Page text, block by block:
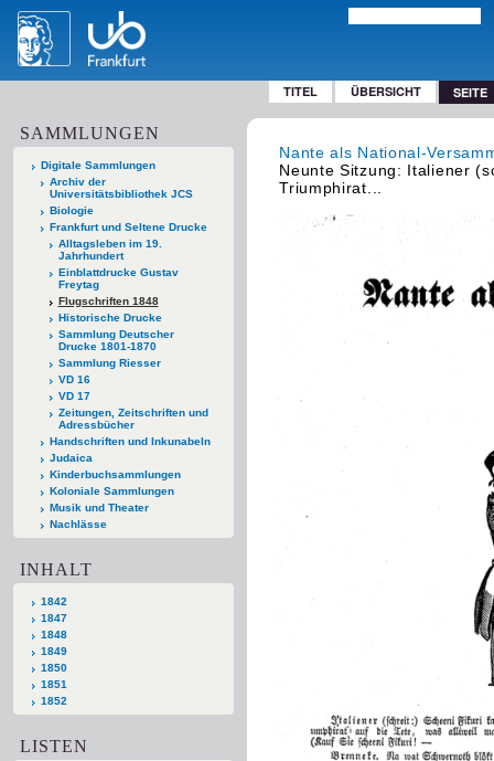
TITEL ÜBERSICHT SEITE
SAMMLUNGEN
Digitale Sammlungen
Archiv der
Universitätsbibliothek JCS
Biologie
Frankfurt und Seltene Drucke
Alltagsleben im 19.
Jahrhundert
Einblattdrucke Gustav
Freytag
Flugschriften 1848
Historische Drucke
Sammlung Deutscher
Drucke 1801-1870
Sammlung Riesser
VD 16
VD 17
Zeitungen, Zeitschriften und
Adressbücher
Handschriften und Inkunabeln
Judaica
Kinderbuchsammlungen
Koloniale Sammlungen
Musik und Theater
Nachlässe
INHALT
1842
1847
1848
1849
1850
1851
1852
LISTEN
Nante als National-
Neunte Sitzung: Italiener
Triumphirat...